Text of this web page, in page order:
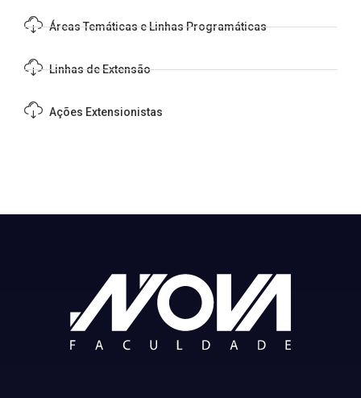
Áreas Temáticas e Linhas Programáticas
Linhas de Extensão
Ações Extensionistas